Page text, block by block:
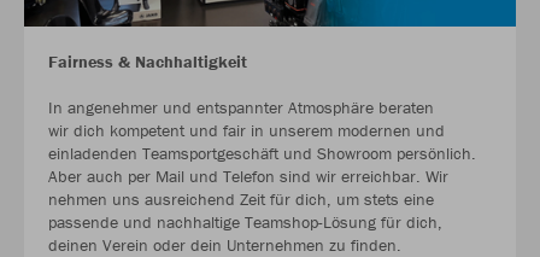
Fairness & Nachhaltigkeit
In angenehmer und entspannter Atmosphäre beraten
wir dich kompetent und fair in unserem modernen und
einladenden Teamsportgeschäft und Showroom persönlich.
Aber auch per Mail und Telefon sind wir erreichbar. Wir
nehmen uns ausreichend Zeit für dich, um stets eine
passende und nachhaltige Teamshop-Lösung für dich,
deinen Verein oder dein Unternehmen zu finden.